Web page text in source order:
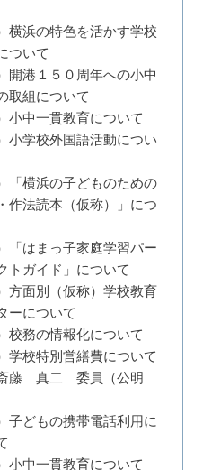
横浜の特色を活かす学校
ついて
開港１５０周年への小中
取組について
小中一貫教育について
小学校外国語活動につい
「横浜の子どものための
作法読本（仮称）」につ
「はまっ子家庭学習パー
トガイド」について
方面別（仮称）学校教育
ーについて
校務の情報化について
学校特別営繕費について
藤 真二 委員（公明
子どもの携帯電話利用に
小中一貫教育について